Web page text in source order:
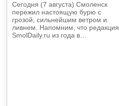
Сегодня (7 августа) Смоленск
пережил настоящую бурю с
грозой, сильнейшим ветром и
ливнем. Напомним, что редакция
SmolDaily.ru из года в…